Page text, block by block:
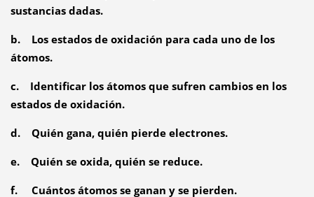
sustancias dadas.
b. Los estados de oxidación para cada uno de los
átomos.
c. Identificar los átomos que sufren cambios en los
estados de oxidación.
d. Quién gana, quién pierde electrones.
e. Quién se oxida, quién se reduce.
f. Cuántos átomos se ganan y se pierden.